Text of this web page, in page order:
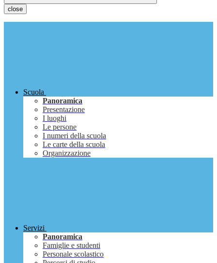
close
Scuola
Panoramica
Presentazione
I luoghi
Le persone
I numeri della scuola
Le carte della scuola
Organizzazione
Servizi
Panoramica
Famiglie e studenti
Personale scolastico